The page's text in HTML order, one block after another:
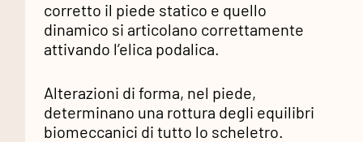
corretto il piede statico e quello
dinamico si articolano correttamente
attivando l’elica podalica.
Alterazioni di forma, nel piede,
determinano una rottura degli equilibri
biomeccanici di tutto lo scheletro.